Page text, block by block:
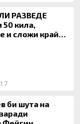
РАЗВЕДЕ
50 кила,
и сложи край
17
би шута на